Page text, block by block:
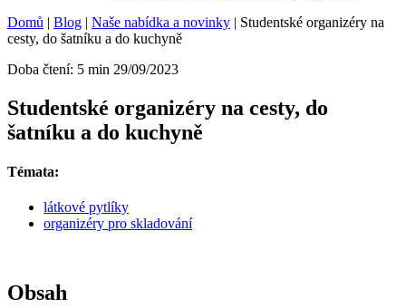
Domů | Blog | Naše nabídka a novinky | Studentské organizéry na
cesty, do šatníku a do kuchyně
Doba čtení: 5 min 29/09/2023
Studentské organizéry na cesty, do
šatníku a do kuchyně
Témata:
látkové pytlíky
organizéry pro skladování
Obsah